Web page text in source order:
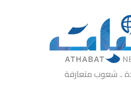
.. شعوب متعارفة